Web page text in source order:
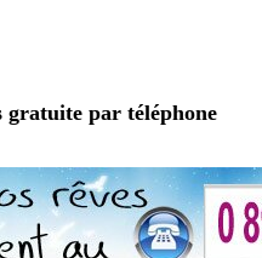
gratuite par téléphone